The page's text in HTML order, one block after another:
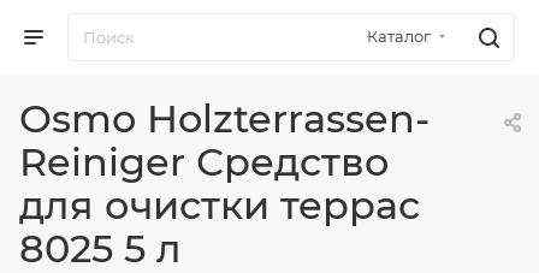
Каталог
Osmo Holzterrassen-
Reiniger Средство
для очистки террас
8025 5 л